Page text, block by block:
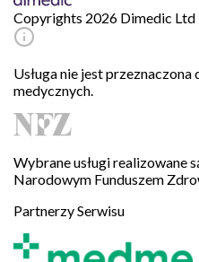
Copyrights 2026 Dimedic Ltd
Usługa nie jest
medycznych.
Wybrane usługi realizowane
Narodowym Funduszem
Partnerzy Serwisu